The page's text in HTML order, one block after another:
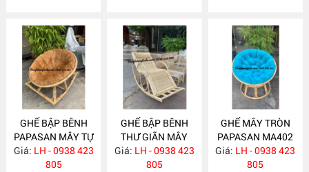
GHẾ BẬP BÊNH
PAPASAN MÂY TỰ
NHIÊN MA468
Giá: LH - 0938 423
805
GHẾ BẬP BÊNH
THƯ GIÃN MÂY
TỰ NHIÊN MA422
Giá: LH - 0938 423
805
GHẾ MÂY TRÒN
PAPASAN MA402
Giá: LH - 0938 423
805